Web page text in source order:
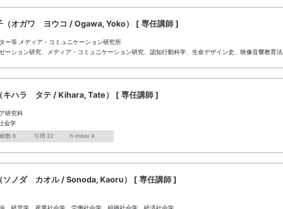
オガワ ヨウコ / Ogawa, Yoko） [ 専任講師 ]
ー等 メディア・コミュニケーション研究所
ーション研究、メディア・コミュニケーション研究、認知行動科学、生命デザイン史、映像音響教育法
ハラ タテ / Kihara, Tate） [ 専任講師 ]
研究科
会学
数 6 引用 22 h-Index 4
ノダ カオル / Sonoda, Kaoru） [ 専任講師 ]